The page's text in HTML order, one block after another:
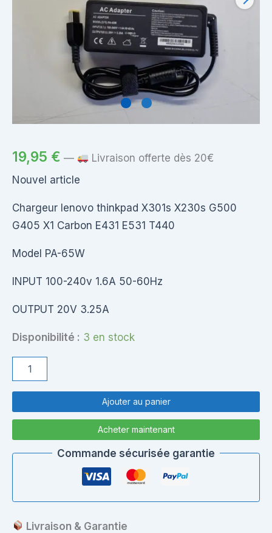
19,95 € —
Livraison offerte dès 20€
Nouvel article
Chargeur lenovo thinkpad X301s X230s G500
G405 X1 Carbon E431 E531 T440
Model PA-65W
INPUT 100-240v 1.6A 50-60Hz
OUTPUT 20V 3.25A
Disponibilité : 3 en stock
PA-
65W
Ajouter au panier
Acheter maintenant
Commande sécurisée garantie
Livraison & Garantie